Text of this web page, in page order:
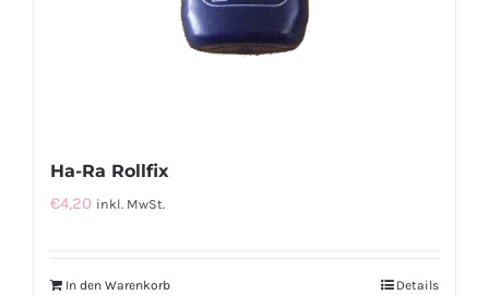
Ha-Ra Rollfix
€4,20 inkl. MwSt.
In den Warenkorb Details